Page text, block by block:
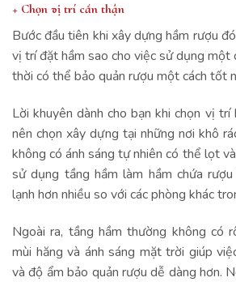
+ Chọn vị trí cẩn thận
Bước đầu tiên khi xây dựng hầm rượu
vị trí đặt hầm sao cho việc sử dụng một
thời có thể bảo quản rượu một cách tốt
Lời khuyên dành cho bạn khi chọn vị
nên chọn xây dựng tại những nơi khô
không có ánh sáng tự nhiên có thể lọt
sử dụng tầng hầm làm hầm chứa
lạnh hơn nhiều so với các phòng khác
Ngoài ra, tầng hầm thường không có
mùi hăng và ánh sáng mặt trời giúp
và độ ẩm bảo quản rượu dễ dàng hơn.